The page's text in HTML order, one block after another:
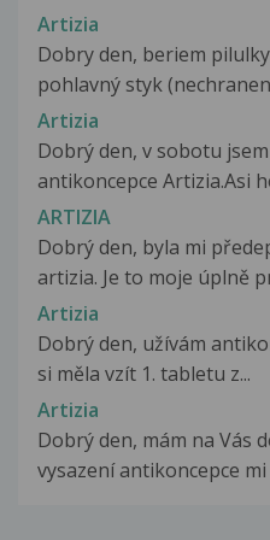
Artizia
Dobry den, beriem
pohlavný styk
Artizia
Dobrý den, v sobotu
antikoncepce Artizia.Asi
ARTIZIA
Dobrý den, byla mi
artizia. Je to moje úplně
Artizia
Dobrý den, užívám
si měla vzít 1. tabletu z...
Artizia
Dobrý den, mám na Vás
vysazení antikoncepce